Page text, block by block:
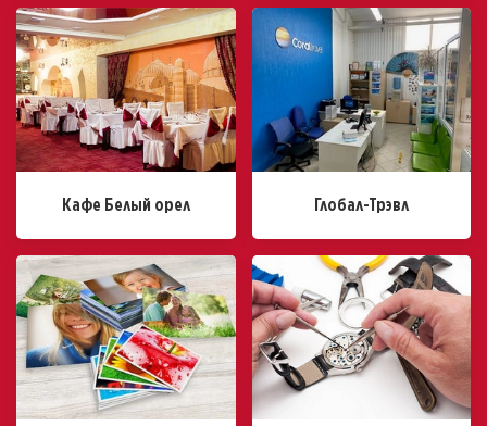
Кафе Белый орел Глобал-Трэвл